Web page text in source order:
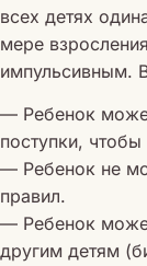
всех детях
мере
импульсивным.
— Ребенок
поступки,
— Ребенок не
правил.
— Ребенок
другим детям